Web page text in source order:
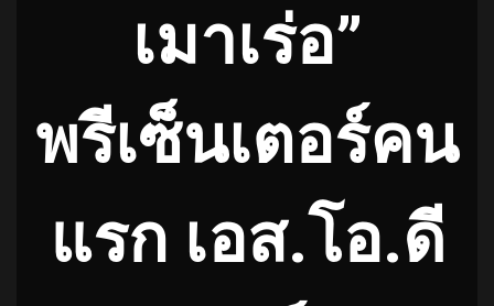
เมาเร่อ”
พรีเซ็นเตอร์คน
แรก เอส.โอ.ดี